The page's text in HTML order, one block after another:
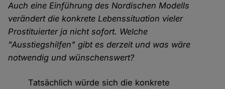
Auch eine Einführung des Nordischen Modells
verändert die konkrete Lebenssituation vieler
Prostituierter ja nicht sofort. Welche
"Ausstiegshilfen" gibt es derzeit und was wäre
notwendig und wünschenswert?
Tatsächlich würde sich die konkrete